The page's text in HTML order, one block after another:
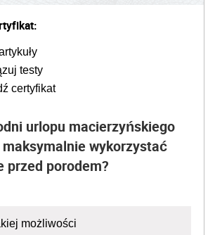
testy
certyfikat
urlopu macierzyńskiego
wykorzystać
przed porodem?
możliwości